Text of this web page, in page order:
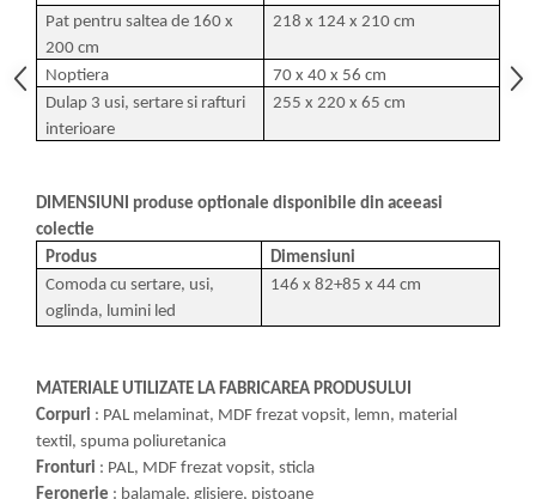
Pat pentru saltea de 160 x
200 cm
218 x 124 x 210 cm
Noptiera
70 x 40 x 56 cm
Dulap 3 usi, sertare si rafturi
interioare
255 x 220 x 65 cm
DIMENSIUNI produse optionale disponibile din aceeasi
colectie
Produs
Dimensiuni
Comoda cu sertare, usi,
oglinda, lumini led
146 x 82+85 x 44 cm
MATERIALE UTILIZATE LA FABRICAREA PRODUSULUI
Corpuri : PAL melaminat, MDF frezat vopsit, lemn, material
textil, spuma poliuretanica
Fronturi : PAL, MDF frezat vopsit, sticla
Feronerie : balamale, glisiere, pistoane